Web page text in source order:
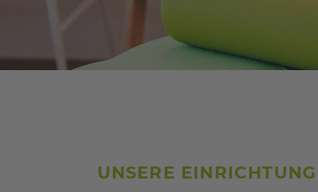
UNSERE EINRICHTUNG